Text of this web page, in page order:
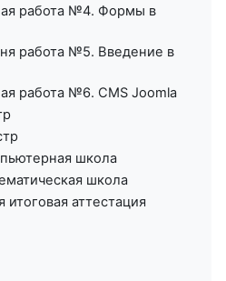
работа №4. Формы в
работа №5. Введение в
работа №6. CMS Joomla
школа
школа
итоговая аттестация